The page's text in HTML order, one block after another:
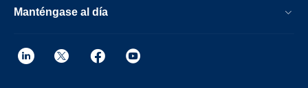
Manténgase al día